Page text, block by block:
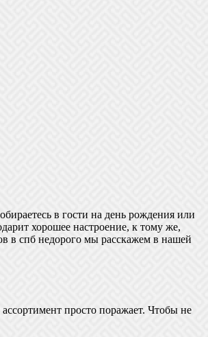
в гости на день рождения или
хорошее настроение, к тому же,
в спб недорого мы расскажем в нашей
просто поражает. Чтобы не